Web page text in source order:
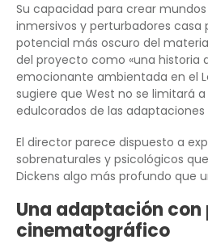
Su capacidad para crear
inmersivos y perturbadores
potencial más oscuro del
del proyecto como «una historia
emocionante ambientada en el
sugiere que West no se limitará
edulcorados de las
El director parece dispuesto a
sobrenaturales y psicológicos
Dickens algo más profundo que
Una adaptación
cinematográfico